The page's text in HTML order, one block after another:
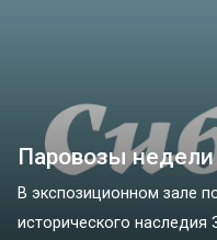
Паровозы недели
В экспозиционном зале
исторического